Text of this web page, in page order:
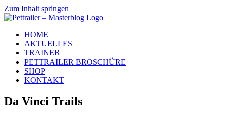
Zum Inhalt springen
HOME
AKTUELLES
TRAINER
PETTRAILER BROSCHÜRE
SHOP
KONTAKT
Da Vinci Trails